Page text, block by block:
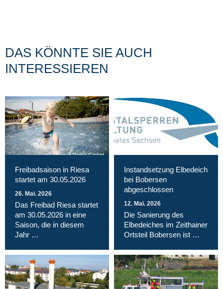
DAS KÖNNTE SIE AUCH
INTERESSIEREN
Magnet Riesa GmbH
Freibadsaison in Riesa
startet am 30.05.2026
26. Mai. 2026
Das Freibad Riesa startet
am 30.05.2026 in eine
Saison, die in diesem
Jahr …
Instandsetzung Elbedeich
bei Bobersen
abgeschlossen
12. Mai. 2026
Die Sanierung des
Elbedeiches im Zeithainer
Ortsteil Bobersen ist …